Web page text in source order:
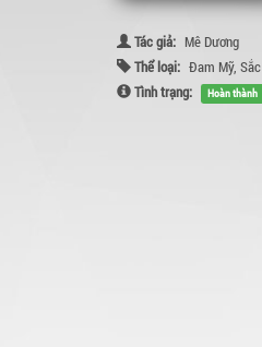
Tác giả: Mê Dương
Thể loại: Đam Mỹ, Sắc
Tình trạng:
Hoàn thành